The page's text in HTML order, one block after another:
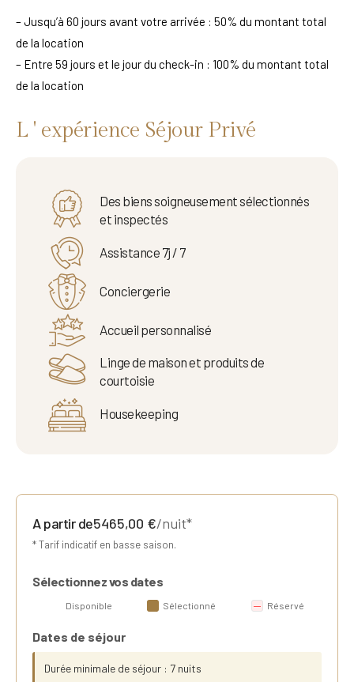
– Jusqu’à 60 jours avant votre arrivée : 50% du montant total
de la location
– Entre 59 jours et le jour du check-in : 100% du montant total
de la location
L ' expérience Séjour Privé
Des biens soigneusement sélectionnés
et inspectés
Assistance 7j / 7
Conciergerie
Accueil personnalisé
Linge de maison et produits de
courtoisie
Housekeeping
A partir de5465,00 €/nuit*
* Tarif indicatif en basse saison.
Sélectionnez vos dates
Disponible Sélectionné Réservé
Dates de séjour
Durée minimale de séjour : 7 nuits